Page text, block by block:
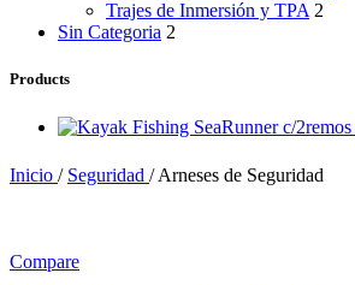
Trajes de Inmersión y TPA 2
Sin Categoria 2
Products
Inicio / Seguridad / Arneses de Seguridad
Compare